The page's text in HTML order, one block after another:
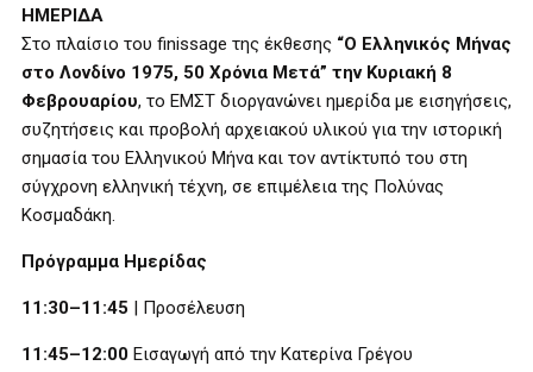
ΗΜΕΡΙΔΑ
Στο πλαίσιο του finissage της έκθεσης “Ο Ελληνικός Μήνας
στο Λονδίνο 1975, 50 Χρόνια Μετά” την Κυριακή 8
Φεβρουαρίου, το ΕΜΣΤ διοργανώνει ημερίδα με εισηγήσεις,
συζητήσεις και προβολή αρχειακού υλικού για την ιστορική
σημασία του Ελληνικού Μήνα και τον αντίκτυπό του στη
σύγχρονη ελληνική τέχνη, σε επιμέλεια της Πολύνας
Κοσμαδάκη.
Πρόγραμμα Ημερίδας
11:30–11:45 | Προσέλευση
11:45–12:00 Εισαγωγή από την Κατερίνα Γρέγου